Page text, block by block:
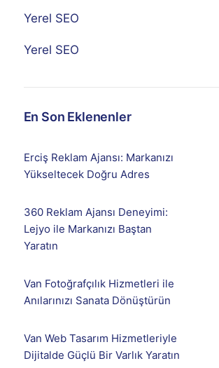
Yerel SEO
Yerel SEO
En Son Eklenenler
Erciş Reklam Ajansı: Markanızı
Yükseltecek Doğru Adres
360 Reklam Ajansı Deneyimi:
Lejyo ile Markanızı Baştan
Yaratın
Van Fotoğrafçılık Hizmetleri ile
Anılarınızı Sanata Dönüştürün
Van Web Tasarım Hizmetleriyle
Dijitalde Güçlü Bir Varlık Yaratın